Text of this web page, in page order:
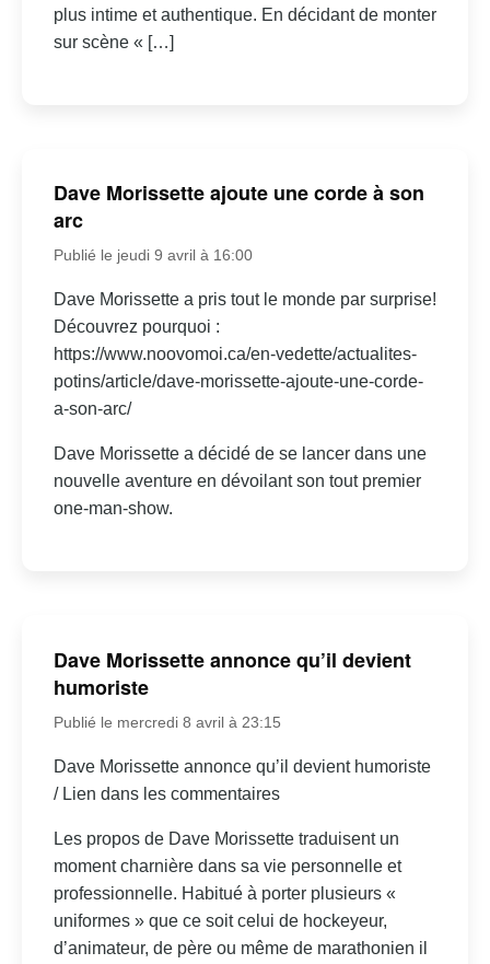
plus intime et authentique. En décidant de monter
sur scène « […]
Dave Morissette ajoute une corde à son
arc
Publié le jeudi 9 avril à 16:00
Dave Morissette a pris tout le monde par surprise!
Découvrez pourquoi :
https://www.noovomoi.ca/en-vedette/actualites-
potins/article/dave-morissette-ajoute-une-corde-
a-son-arc/
Dave Morissette a décidé de se lancer dans une
nouvelle aventure en dévoilant son tout premier
one-man-show.
Dave Morissette annonce qu’il devient
humoriste
Publié le mercredi 8 avril à 23:15
Dave Morissette annonce qu’il devient humoriste
/ Lien dans les commentaires
Les propos de Dave Morissette traduisent un
moment charnière dans sa vie personnelle et
professionnelle. Habitué à porter plusieurs «
uniformes » que ce soit celui de hockeyeur,
d’animateur, de père ou même de marathonien il